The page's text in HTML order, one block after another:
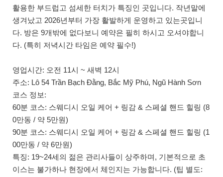
활용한 부드럽고 섬세한 터치가 특징인 곳입니다. 작년말에
생겨났고 2026년부터 가장 활발하게 운영하고 있는곳입니
다. 방은 9개밖에 없다보니 예약은 필히 하시고 오셔야합니
다. (특히 저녁시간 타임은 예약 필수!)
영업시간: 오전 11시 ~ 새벽 12시
주소: Lô 54 Trần Bạch Đằng, Bắc Mỹ Phú, Ngũ Hành Sơn
코스 정보:
60분 코스: 스웨디시 오일 케어 + 링감 & 스페셜 핸드 힐링 (8
0만동 / 약 5만원)
90분 코스: 스웨디시 오일 케어 + 링감 & 스페셜 핸드 힐링 (1
00만동 / 약 6만원)
특징: 19~24세의 젊은 관리사들이 상주하며, 기본적으로 초
이스는 불가하나 현장에서 체인지는 가능합니다. (팁 별도: